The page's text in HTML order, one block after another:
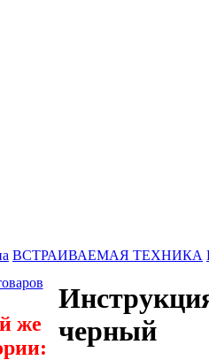
ВСТРАИВАЕМАЯ ТЕХНИКА
же
черный